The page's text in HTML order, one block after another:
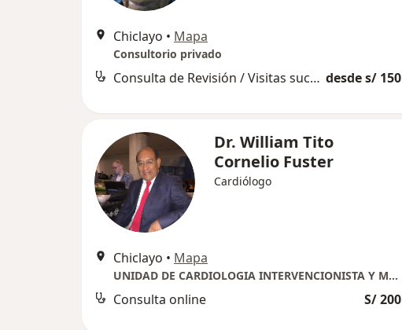
Chiclayo • Mapa
Consultorio privado
Consulta de Revisión / Visitas sucesivas desde s/ 150
Dr. William Tito
Cornelio Fuster
Cardiólogo
Chiclayo • Mapa
UNIDAD DE CARDIOLOGIA INTERVENCIONISTA Y MARCSPASOS
Consulta online S/ 200